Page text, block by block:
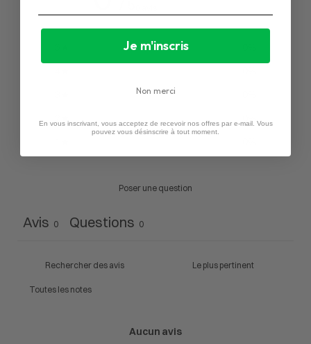
%
Poser une question
Avis 0 Questions 0
Aucun avis
Je m'inscris
Non merci
En vous inscrivant, vous acceptez de recevoir nos offres par e-mail. Vous
pouvez vous désinscrire à tout moment.